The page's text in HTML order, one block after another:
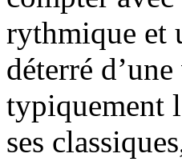
rythmique et
déterré
typiquement
ses